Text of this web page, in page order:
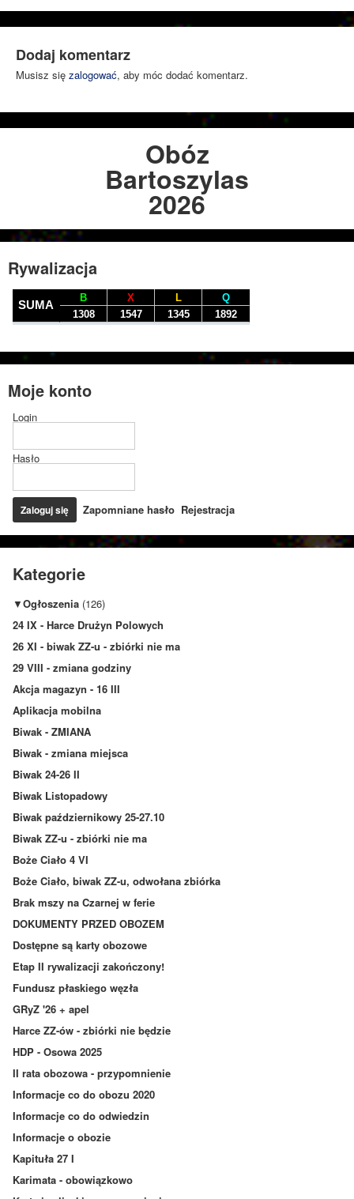
Dodaj komentarz
Musisz się zalogować, aby móc dodać komentarz.
Obóz
Bartoszylas
2026
Rywalizacja
Moje konto
Login
Hasło
Zapomniane hasło Rejestracja
Kategorie
▼Ogłoszenia (126)
24 IX - Harce Drużyn Polowych
26 XI - biwak ZZ-u - zbiórki nie ma
29 VIII - zmiana godziny
Akcja magazyn - 16 III
Aplikacja mobilna
Biwak - ZMIANA
Biwak - zmiana miejsca
Biwak 24-26 II
Biwak Listopadowy
Biwak październikowy 25-27.10
Biwak ZZ-u - zbiórki nie ma
Boże Ciało 4 VI
Boże Ciało, biwak ZZ-u, odwołana zbiórka
Brak mszy na Czarnej w ferie
DOKUMENTY PRZED OBOZEM
Dostępne są karty obozowe
Etap II rywalizacji zakończony!
Fundusz płaskiego węzła
GRyZ '26 + apel
Harce ZZ-ów - zbiórki nie będzie
HDP - Osowa 2025
II rata obozowa - przypomnienie
Informacje co do obozu 2020
Informacje co do odwiedzin
Informacje o obozie
Kapituła 27 I
Karimata - obowiązkowo